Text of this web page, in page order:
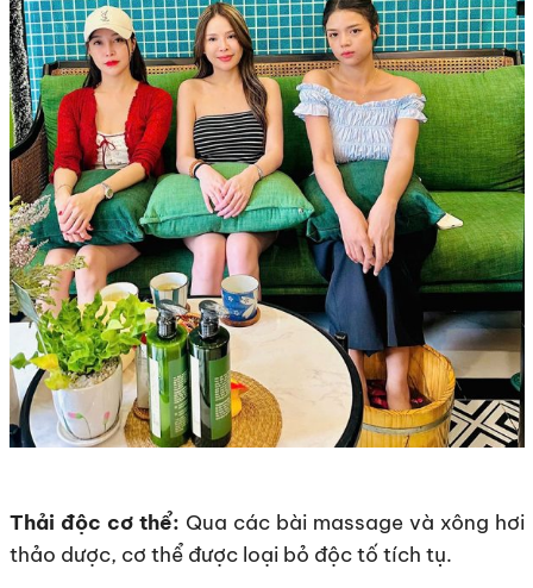
Thải độc cơ thể: Qua các bài massage và xông hơi
thảo dược, cơ thể được loại bỏ độc tố tích tụ.